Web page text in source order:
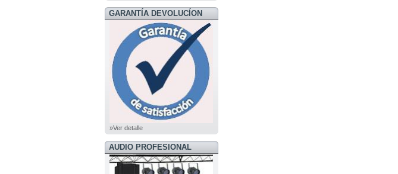
GARANTÍA DEVOLUCÍON
»Ver detalle
AUDIO PROFESIONAL